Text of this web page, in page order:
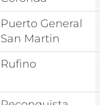
Puerto General
San Martin
Rufino